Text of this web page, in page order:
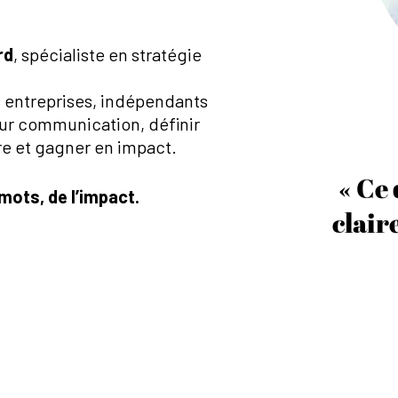
, spécialiste en stratégie
entreprises, indépendants
communication, définir
et gagner en impact.
de l’impact.
«